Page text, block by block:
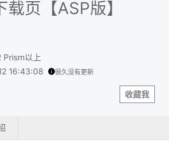
载页【ASP版】
Prism以上
16:43:08 很久没有更新
收藏我